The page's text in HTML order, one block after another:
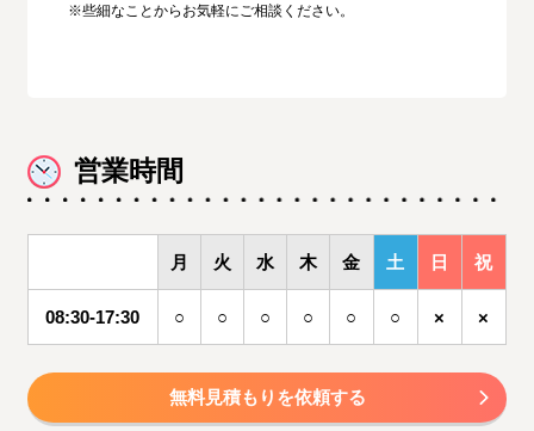
※些細なことからお気軽にご相談ください。
営業時間
月 火 水 木 金 土 日 祝
08:30-17:30 ○ ○ ○ ○ ○ ○ × ×
無料見積もりを依頼する